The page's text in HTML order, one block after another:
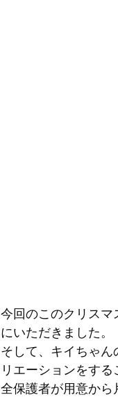
今回のこのクリスマ
にいただきました。
そして、キイちゃ
リエーションをする
全保護者が用意から